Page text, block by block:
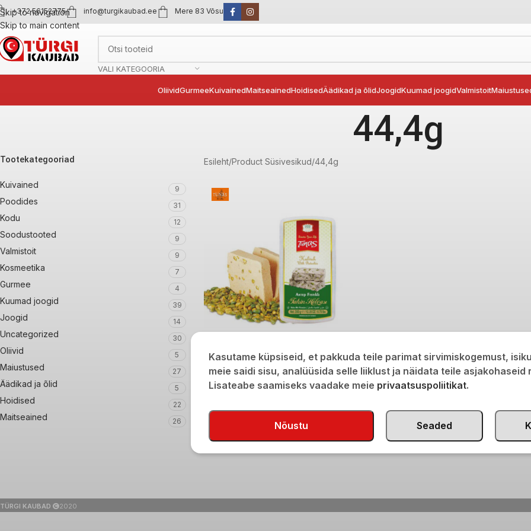
Skip to navigation
Skip to main content
+372 56152775 info@turgikaubad.ee Mere 83 Võsu
VALI KATEGOORIA
OliividGurmeeKuivainedMaitseainedHoidisedÄädikad ja õlidJoogidKuumad joogidValmistoit
44,4g
Tootekategooriad
Kuivained 9
Poodides 31
Kodu 12
Soodustooted 9
Valmistoit 9
Kosmeetika 7
Gurmee 4
Kuumad joogid 39
Joogid 14
Uncategorized 30
Oliivid 5
Maiustused 27
Äädikad ja õlid 5
Hoidised 22
Maitseained 26
Esileht Product Süsivesikud 44,4g
350g
€6,20
TÜRGI KAUBAD 2020
Kasutame küpsiseid, et pakkuda teile parimat sirvimiskogemust,
meie saidi sisu, analüüsida selle liiklust ja näidata teile asjakohaseid
Lisateabe saamiseks vaadake meie privaatsuspoliitikat.
Nõustu Seaded